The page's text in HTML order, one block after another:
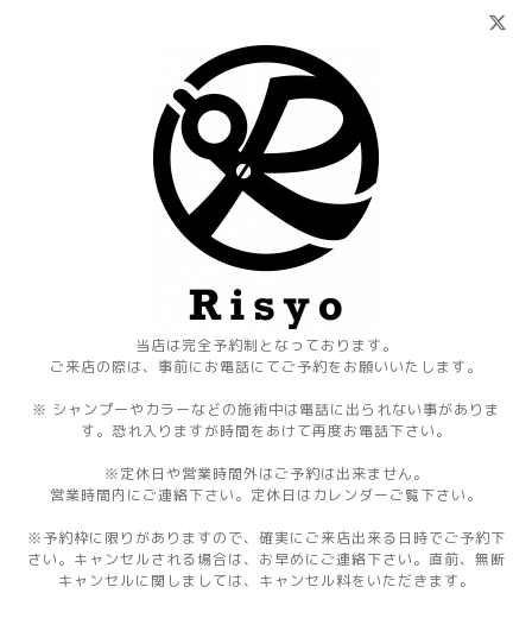
当店は完全予約制となっております。
ご来店の際は、事前にお電話にてご予約をお願いいたします。
※ シャンプーやカラーなどの施術中は電話に出られない事がありま
す。恐れ入りますが時間をあけて再度お電話下さい。
※定休日や営業時間外はご予約は出来ません。
営業時間内にご連絡下さい。定休日はカレンダーご覧下さい。
※予約枠に限りがありますので、確実にご来店出来る日時でご予約下
さい。キャンセルされる場合は、お早めにご連絡下さい。直前、無断
キャンセルに関しましては、キャンセル料をいただきます。